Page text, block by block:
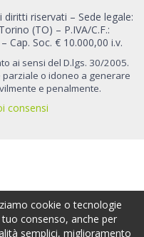
riservati – Sede legale:
(TO) – P.IVA/C.F.:
Cap. Soc. € 10.000,00 i.v.
ai sensi del D.lgs. 30/2005.
o idoneo a generare
e penalmente.
consensi
cookie o tecnologie
consenso, anche per
semplici, miglioramento